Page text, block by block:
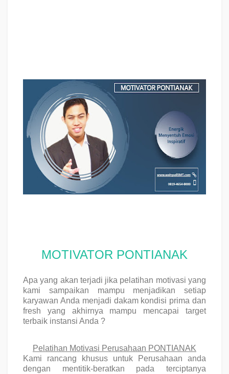
MOTIVATOR PONTIANAK
Apa yang akan terjadi jika pelatihan motivasi yang
kami sampaikan mampu menjadikan setiap
karyawan Anda menjadi dakam kondisi prima dan
fresh yang akhirnya mampu mencapai target
terbaik instansi Anda ?
Pelatihan Motivasi Perusahaan PONTIANAK
Kami rancang khusus untuk Perusahaan anda
dengan mentitik-beratkan pada terciptanya